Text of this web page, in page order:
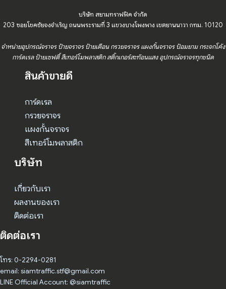
บริษัท สยามทราฟฟิค จำกัด
203 ซอยโชคชัยจงจำเริญ ถนนพระรามที่ 3 แขวงบางโพงพาง เขตยานนาวา กทม. 10120
จำหน่ายอุปกรณ์จราจร ป้ายจราจร ป้ายเตือน กรวยจราจร แผงกั้นจราจร ป้อมยาม กระจกโค้ง
การ์ดเรล ป้ายเซฟตี้ สีเทอร์โมพลาสติก สติ๊กเกอร์สะท้อนแสง อุปกรณ์จราจรทุกชนิด
สินค้าขายดี
การ์ดเรล
กรวยจราจร
แผงกั้นจราจร
สีเทอร์โมพลาสติก
บริษัท
เกี่ยวกับเรา
ผลงานของเรา
ติดต่อเรา
ติดต่อเรา
โทร: 0-2294-0281
email: siamtraffic.stf@gmail.com
LINE Official Account: @siamtraffic